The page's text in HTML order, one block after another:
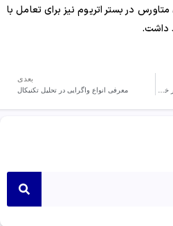
در بستر اتریوم نیز برای تعامل با
دابل اسپندینگ چیست ؟ بررسی حمله دوبار خرج کردن ارز دیجیتال
بعدی
معرفی انواع واگرایی در تحلیل تکنیکال